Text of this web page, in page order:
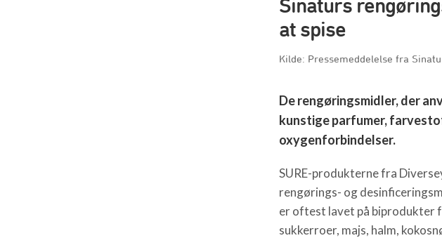
Sinaturs
at spise
Kilde: Pressemeddelelse fra
De rengøringsmidler, der
kunstige parfumer,
oxygenforbindelser.
SURE-produkterne fra
rengørings- og
er oftest lavet på biprodukter
sukkerroer, majs, halm,